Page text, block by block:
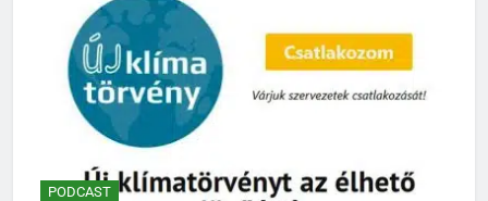
PODCAST